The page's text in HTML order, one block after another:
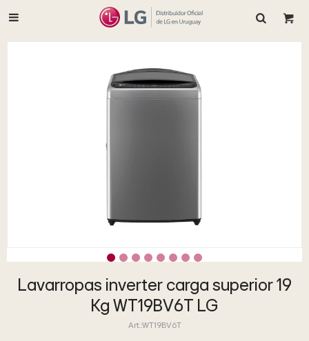

Lavarropas inverter carga superior 19
Kg WT19BV6T LG
WT19BV6T